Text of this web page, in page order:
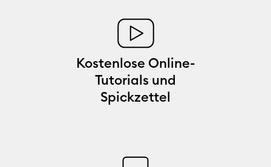
Kostenlose Online-
Tutorials und
Spickzettel